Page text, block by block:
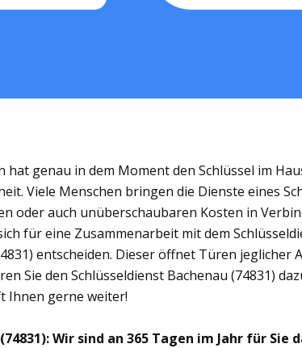
hat genau in dem Moment den Schlüssel im
Viele Menschen bringen die Dienste eines
oder auch unüberschaubaren Kosten in
für eine Zusammenarbeit mit dem
entscheiden. Dieser öffnet Türen jeglicher
Sie den Schlüsseldienst Bachenau (74831)
Ihnen gerne weiter!
Wir sind an 365 Tagen im Jahr für Sie